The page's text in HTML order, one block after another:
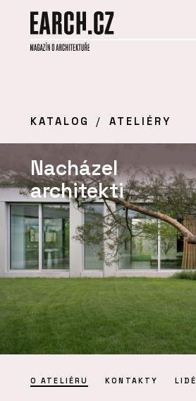
KATALOG ATELIÉRY
Nacházel
architekti
O ATELIÉRU KONTAKTY LIDÉ